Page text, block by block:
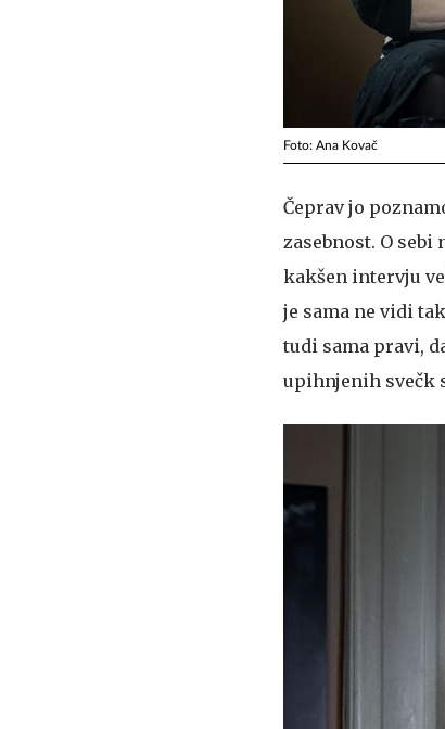
Foto: Ana Kovač
Čeprav jo
zasebnost. O
kakšen intervju
je sama ne vidi
tudi sama pravi,
upihnjenih svečk